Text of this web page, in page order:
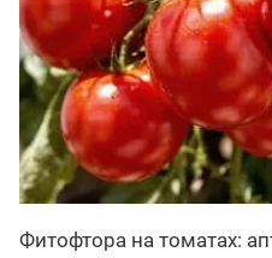
Фитофтора на томатах: